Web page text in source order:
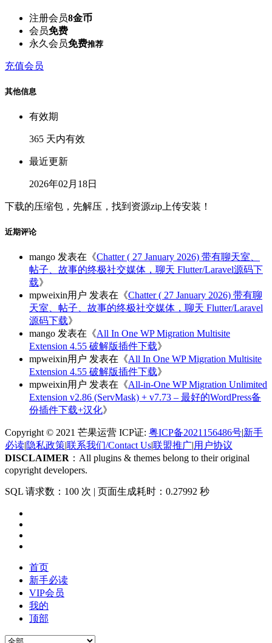
注册会员8金币
会员免费
永久会员免费推荐
充值会员
其他信息
有效期
365 天内有效
最近更新
2026年02月18日
下载的压缩包，先解压，找到资源zip上传安装！
近期评论
mango 发表在《Chatter ( 27 January 2026) 带有聊天室、
帖子、故事的终极社交媒体，聊天 Flutter/Laravel源码下
载》
mpweixin用户 发表在《Chatter ( 27 January 2026) 带有聊
天室、帖子、故事的终极社交媒体，聊天 Flutter/Laravel
源码下载》
mango 发表在《All In One WP Migration Multisite
Extension 4.55 破解版插件下载》
mpweixin用户 发表在《All In One WP Migration Multisite
Extension 4.55 破解版插件下载》
mpweixin用户 发表在《All-in-One WP Migration Unlimited
Extension v2.86 (ServMask) + v7.73 – 最好的WordPress备
份插件下载+汉化》
Copyright © 2021 芒果运营 ICP证: 粤ICP备2021156486号|新手
必读|隐私政策|联系我们/Contact Us|联盟推广|用户协议
DISCLAIMER ：All plugins & themes belong to their original
copyright developers.
SQL 请求数：100 次 | 页面生成耗时：0.27992 秒
首页
新手必读
VIP会员
我的
顶部